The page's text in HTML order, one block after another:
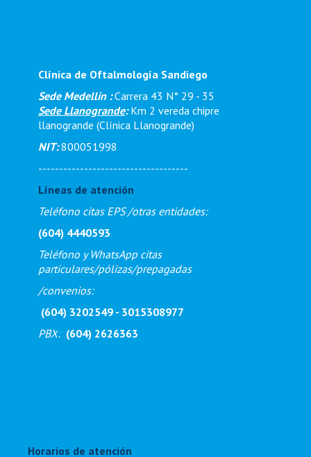
Clínica de Oftalmología Sandiego
Sede Medellín : Carrera 43 N° 29 - 35
Sede Llanogrande:Km 2 vereda chipre
llanogrande (Clínica Llanogrande)
NIT:800051998
------------------------------------
Líneas de atención
Teléfono citas EPS /otras entidades:
(604) 4440593
Teléfono y WhatsApp citas
particulares/pólizas/prepagadas
/convenios:
(604) 3202549 - 3015308977
PBX: (604) 2626363
Horarios de atención